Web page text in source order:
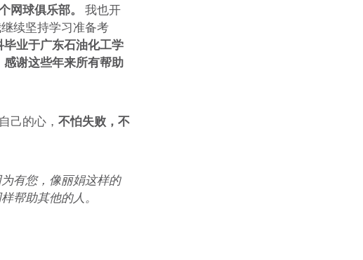
球俱乐部。
我也开
续坚持学习准备考
业于广东石油化工学
谢这些年来所有帮助
己的心， 不怕失败，不
有您，像丽娟这样的
帮助其他的人。